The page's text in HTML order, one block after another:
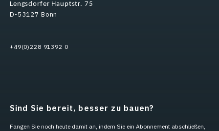
Lengsdorfer Hauptstr. 75
D-53127 Bonn
+49(0)228 91392 0
Sind Sie bereit, besser zu bauen?
Fangen Sie noch heute damit an, indem Sie ein Abonnement abschließen,